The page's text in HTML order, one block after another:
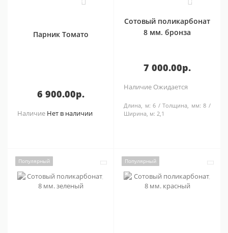
Парник Томато
6 900.00р.
Наличие Нет в наличии
Сотовый поликарбонат
8 мм. бронза
7 000.00р.
Наличие Ожидается
Длина, м: 6 Толщина, мм: 8
Ширина, м: 2,1
Популярный Популярный